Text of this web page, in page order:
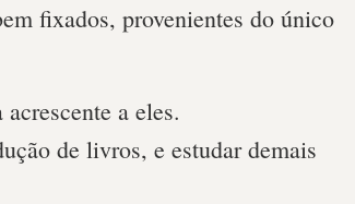
fixa­dos, provenientes do único
a eles.
de livros, e estudar demais